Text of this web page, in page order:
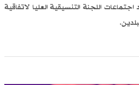
اللجنة التنسيقية العليا لاتفاقية